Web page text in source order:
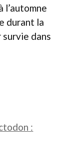
l’automne
durant la
dans
: